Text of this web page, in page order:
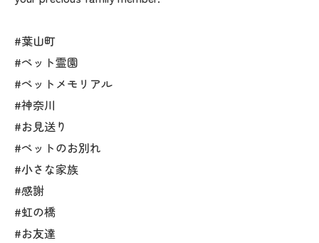
#葉山町
#ペット霊園
#ペットメモリアル
#神奈川
#お見送り
#ペットのお別れ
#小さな家族
#感謝
#虹の橋
#お友達